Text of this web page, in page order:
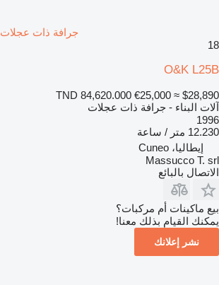
جرافة ذات عجلات O&K L25B
18
O&K L25B
TND 84,620.000 €25,000 ≈ $28,890
آلات البناء - جرافة ذات عجلات
1996
12.230 متر / ساعة
إيطاليا، Cuneo
Massucco T. srl
الاتصال بالبائع
بيع ماكينات أم مركبات؟
يمكنك القيام بذلك معنا!
نشر إعلانك